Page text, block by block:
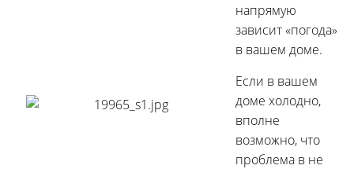
напрямую
зависит «погода»
в вашем доме.
Если в вашем
доме холодно,
вполне
возможно, что
проблема в не